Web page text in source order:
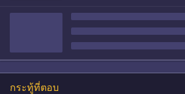
กระทู้ที่ตอบ